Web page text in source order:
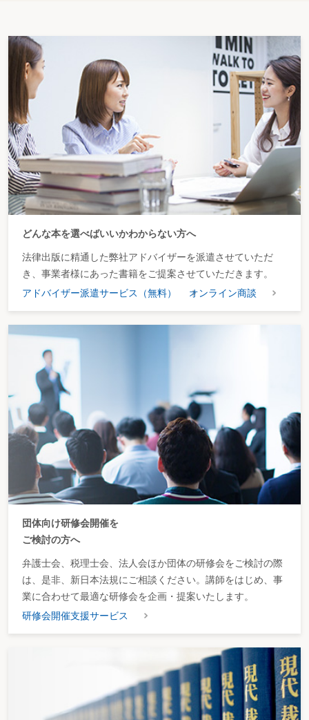
どんな本を選べばいいかわからない方へ
法律出版に精通した弊社アドバイザーを派遣させていただ
き、事業者様にあった書籍をご提案させていただきます。
アドバイザー派遣サービス（無料）
オンライン商談
団体向け研修会開催を
ご検討の方へ
弁護士会、税理士会、法人会ほか団体の研修会をご検討の際
は、是非、新日本法規にご相談ください。講師をはじめ、事
業に合わせて最適な研修会を企画・提案いたします。
研修会開催支援サービス